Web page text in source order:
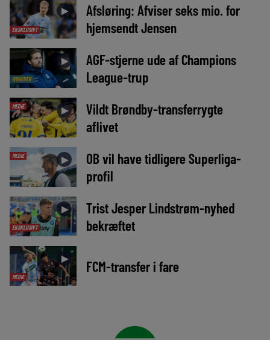
EKSKLUSIVT
►
Afsløring: Afviser seks mio. for
hjemsendt Jensen
NYHEDER
►
AGF-stjerne ude af Champions
League-trup
MEDIE ►
Vildt Brøndby-transferrygte
aflivet
MEDIE ►
OB vil have tidligere Superliga-
profil
EKSKLUSIVT
►
Trist Jesper Lindstrøm-nyhed
bekræftet
MEDIE
► FCM-transfer i fare